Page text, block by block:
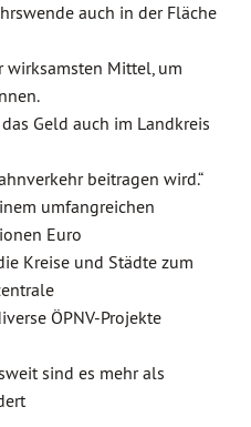
auch in der Fläche
wirksamsten Mittel, um
Geld auch im Landkreis
beitragen wird.“
umfangreichen
Euro
Kreise und Städte zum
ÖPNV-Projekte
sind es mehr als